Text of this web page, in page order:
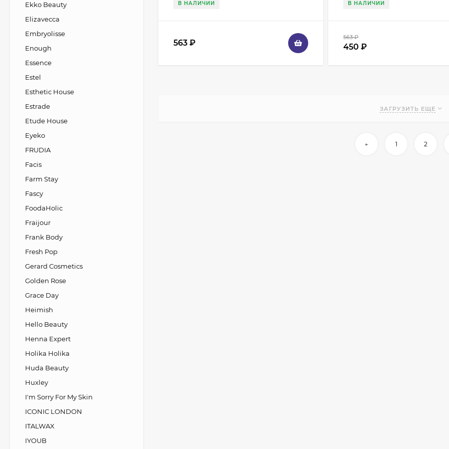
В НАЛИЧИИ
563 ₽
В НАЛИЧИИ
563₽
450₽
ЗАГРУЗИТЬ ЕЩЕ
← 1 2
Ekko Beauty
Elizavecca
Embryolisse
Enough
Essence
Estel
Esthetic House
Estrade
Etude House
Eyeko
FRUDIA
Facis
Farm Stay
Fascy
FoodaHolic
Fraijour
Frank Body
Fresh Pop
Gerard Cosmetics
Golden Rose
Grace Day
Heimish
Hello Beauty
Henna Expert
Holika Holika
Huda Beauty
Huxley
I'm Sorry For My Skin
ICONIC LONDON
ITALWAX
IYOUB